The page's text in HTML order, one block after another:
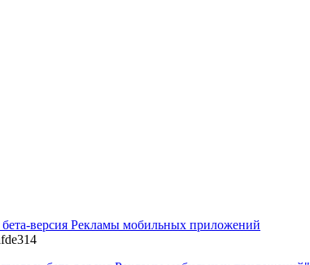
версия Рекламы мобильных приложений